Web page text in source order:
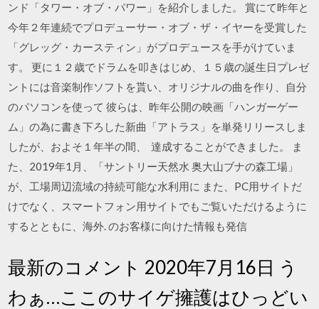
ンド「タワー・オブ・パワー」を紹介しました。 賞にて昨年と
今年２年連続でプロデューサー・オブ・ザ・イヤーを受賞した
「グレッグ・カースティン」がプロデュースを手がけていま
す。 更に１２歳でドラムを叩きはじめ、１５歳の誕生日プレゼ
ントには音楽制作ソフトを貰い、オリジナルの曲を作り、自分
のパソコンを使って 彼らは、昨年公開の映画「ハンガーゲー
ム」の為に書き下ろした新曲「アトラス」を単発リリースしま
したが、およそ１年半の間、 達成することができました。 ま
た、2019年1月、「サントリー天然水 奥大山ブナの森工場」
が、工場周辺流域の持続可能な水利用に また、PC用サイトだ
けでなく、スマートフォン用サイトでもご覧いただけるように
するとともに、海外. のお客様に向けた情報も発信
最新のコメント 2020年7月16日 う
わぁ…ここのサイゲ擁護はひっどい